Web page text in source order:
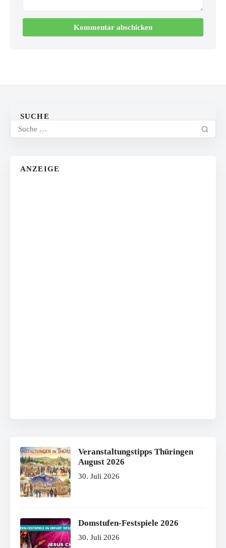
SUCHE
ANZEIGE
Veranstaltungstipps Thüringen
August 2026
30. Juli 2026
Domstufen-Festspiele 2026
30. Juli 2026